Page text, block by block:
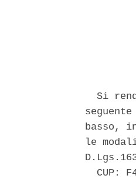
Si
basso,
le
CUP: